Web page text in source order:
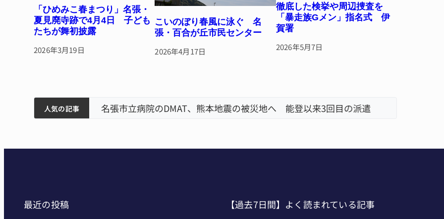
「ひめみこ春まつり」名張・
夏見廃寺跡で4月4日 子ども
たちが舞初披露
2026年3月19日
こいのぼり春風に泳ぐ 名
張・百合が丘市民センター
2026年4月17日
徹底した検挙や周辺捜査を
「暴走族Gメン」指名式 伊
賀署
2026年5月7日
人気の記事
ィアで清掃 伊賀 名張市立病院のDMAT、熊本地震の被災地へ 能登以来3回目の派遣
最近の投稿 【過去7日間】よく読まれている記事